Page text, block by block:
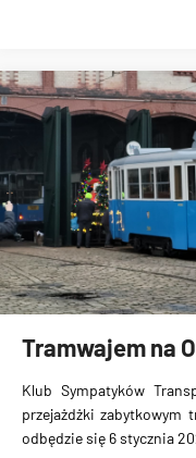
Tramwajem na
Klub Sympatyków
przejażdżki zabytkowym
odbędzie się 6 stycznia